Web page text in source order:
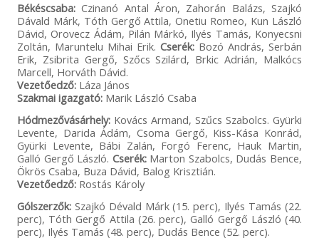
Békéscsaba:Czinanó Antal Áron, Zahorán Balázs, Szajkó
Dávald Márk, Tóth Gergő Attila, Onetiu Romeo, Kun László
Dávid, Orovecz Ádám, Pilán Márkó, Ilyés Tamás, Konyecsni
Zoltán, Maruntelu Mihai Erik. Cserék: Bozó András, Serbán
Erik, Zsibrita Gergő, Szőcs Szilárd, Brkic Adrián, Malkócs
Marcell, Horváth Dávid.
Vezetőedző:Láza János
Szakmai igazgató:Marik László Csaba
Hódmezővásárhely:Kovács Armand, Szűcs Szabolcs. Gyürki
Levente, Darida Ádám, Csoma Gergő, Kiss-Kása Konrád,
Gyürki Levente, Bábi Zalán, Forgó Ferenc, Hauk Martin,
Galló Gergő László. Cserék:Marton Szabolcs, Dudás Bence,
Ökrös Csaba, Buza Dávid, Balog Krisztián.
Vezetőedző:Rostás Károly
Gólszerzők:Szajkó Dévald Márk (15. perc), Ilyés Tamás (22.
perc), Tóth Gergő Attila (26. perc), Galló Gergő László (40.
perc), Ilyés Tamás (48. perc), Dudás Bence (52. perc).